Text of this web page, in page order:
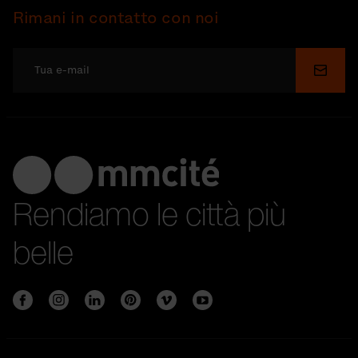
Rimani in contatto con noi
Invia
Rendiamo le città più
belle